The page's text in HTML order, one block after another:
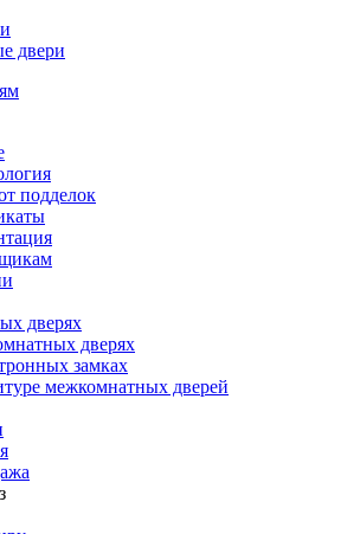
двери
подделок
дверях
дверях
замках
межкомнатных дверей